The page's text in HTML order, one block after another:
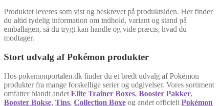
Produktet leveres som vist og beskrevet på produktsiden. Her finder
du altid tydelig information om indhold, variant og stand på
emballagen, så du trygt kan handle og vide præcis, hvad du
modtager.
Stort udvalg af Pokémon produkter
Hos pokemonportalen.dk finder du et bredt udvalg af Pokémon
produkter fra mange forskellige serier og udgivelser. Vores sortiment
omfatter blandt andet Elite Trainer Boxes, Booster Pakker,
Booster Bokse, Tins, Collection Boxe og andet officielt Pokémon